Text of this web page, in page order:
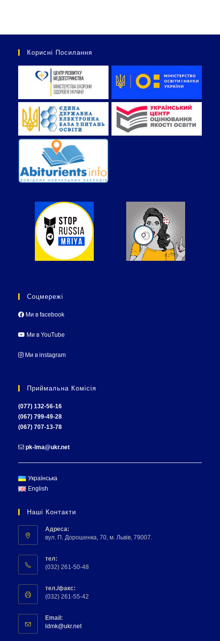
Корисні Посилання
Соцмережі
Ми в facebook
Ми в YouTube
Ми в instagram
Приймальна Комісія
(077) 132-56-16
(067) 799-49-28
(067) 707-13-78
pk-lma@ukr.net
Українська
English
Наші Контакти
Адреса:
вул. П. Дорошенка, 70, м. Львів, 79007.
тел:
(032) 261-50-48
тел./факс:
(032) 261-55-42
Email:
ldmk@ukr.net